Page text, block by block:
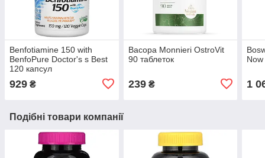
Benfotiamine 150 with
BenfoPure Doctor's s Best
120 капсул
929 ₴
Bacopa Monnieri OstroVit
90 таблеток
239₴ 1
Подібні товари компанії